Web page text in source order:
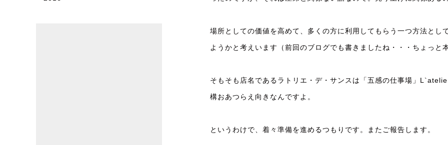
場所としての価値を高めて、多くの方に利用してもらう一つ方法と
ようかと考えいます（前回のブログでも書きましたね・・・ちょっと
そもそも店名であるラトリエ・デ・サンスは「五感の仕事場」
構おあつらえ向きなんですよ。
というわけで、着々準備を進めるつもりです。またご報告します。